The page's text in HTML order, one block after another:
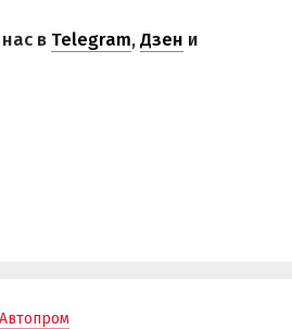
в Telegram,Дзен и
Автопром